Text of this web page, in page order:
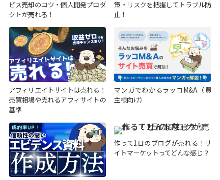
ビス売却のコツ・個人開発プロダ
クトが売れる！
策・リスクを把握してトラブル防
止！
アフィリエイトサイトは売れる！
売買相場や売れるアフィサイトの
基準
マンガでわかるラッコM&A（買
主様向け）
作って1日のブログが売れる！サ
イトマーケットってどんな感じ？